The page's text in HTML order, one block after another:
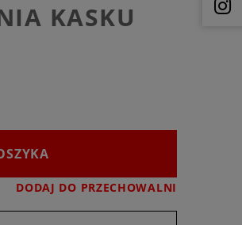
KASKU
DODAJ DO PRZECHOWALNI